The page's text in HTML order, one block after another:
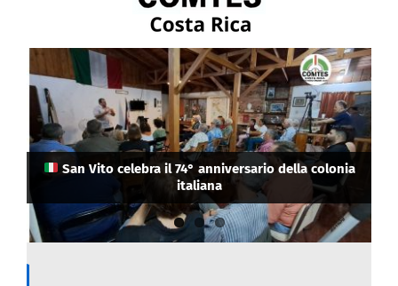
San Vito celebra il 74° anniversario della colonia
italiana
Attenzione connazionali: in Costa Rica rifiutato
l’ingresso a chi ha il passaporto danneggiato
La Camera di Commercio Italiana in Costa Rica ha
eletto i suoi nuovi vertici: Cristina Guerrini come
Presidente e Salo Himmelstern come
Vicepresidente.